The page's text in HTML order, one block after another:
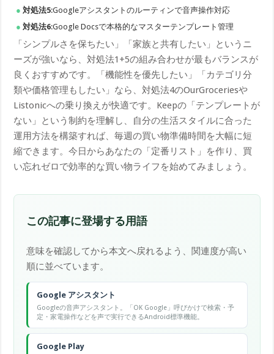
対処法5:Googleアシスタントのルーティンで音声操作対応
対処法6:Google Docsで本格的なマスターテンプレート管理
「シンプルさを保ちたい」「家族と共有したい」というニ
ーズが強いなら、対処法1+5の組み合わせが最もバランスが
良くおすすめです。「機能性を優先したい」「カテゴリ分
類や価格管理もしたい」なら、対処法4のOurGroceriesや
Listonicへの乗り換えが快適です。Keepの「テンプレートが
ない」という制約を理解し、自分の生活スタイルに合った
運用方法を構築すれば、毎週の買い物準備時間を大幅に短
縮できます。今日からあなたの「定番リスト」を作り、買
い忘れゼロで効率的な買い物ライフを始めてみましょう。
この記事に登場する用語
意味を確認してから本文へ戻れるよう、関連度が高い
順に並べています。
Google アシスタント
Googleの音声アシスタント。「OK Google」呼びかけで検索・予
定・家電操作などを声で実行できるAndroid標準機能。
Google Play